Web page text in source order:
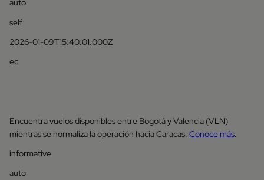
auto
self
2026-01-09T15:40:01.000Z
ec
Encuentra vuelos disponibles entre Bogotá y Valencia (VLN)
mientras se normaliza la operación hacia Caracas. Conoce más
informative
auto